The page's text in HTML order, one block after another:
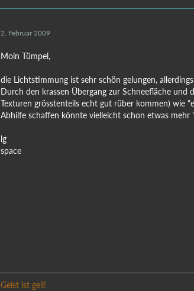
2. Februar 2009
Moin Tümpel,
die Lichtstimmung ist sehr schön gelungen,
Durch den krassen Übergang zur Schneefläche
Texturen grösstenteils echt gut rüber kommen) wie
Abhilfe schaffen könnte vielleicht schon etwas mehr
lg
space
Geist ist geil!